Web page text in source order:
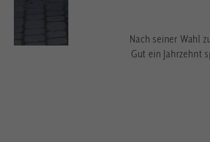
Nach seiner Wahl
Gut ein Jahrzehnt